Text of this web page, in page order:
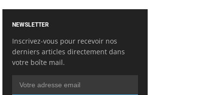
NEWSLETTER
Inscrivez-vous pour recevoir nos
derniers articles directement dans
votre boîte mail.